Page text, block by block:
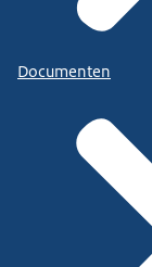
Documenten